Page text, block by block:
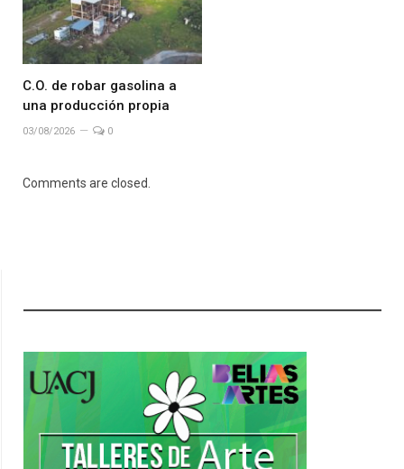
C.O. de robar gasolina a
una producción propia
03/08/2026 0
Comments are closed.